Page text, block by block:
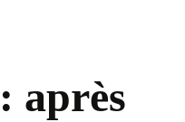
après